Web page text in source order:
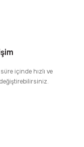
içinde hızlı ve